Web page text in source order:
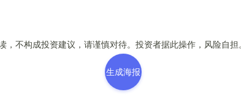
不构成投资建议，请谨慎对待。投资者据此操作，风险自担
生成海报